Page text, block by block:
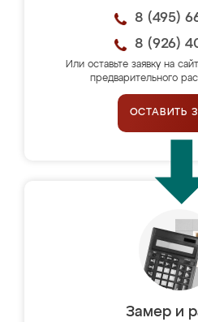
8 (495)
8 (926)
Или оставьте заявку на
предварительного
ОСТАВИТЬ
Замер и